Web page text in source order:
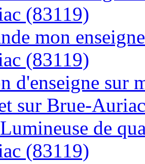
(83119)
mon
(83119)
d'enseigne sur
sur Brue-
de
(83119)